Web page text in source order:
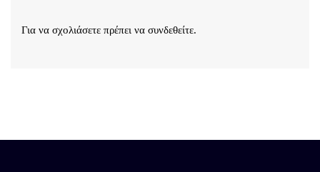
Για να σχολιάσετε πρέπει να συνδεθείτε.